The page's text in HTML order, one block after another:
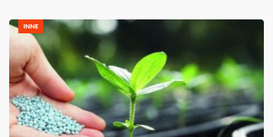
INNE